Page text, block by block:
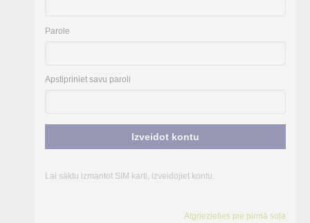
Parole
Apstipriniet savu paroli
Izveidot kontu
Lai sāktu izmantot SIM karti, izveidojiet kontu.
Atgriezieties pie pirmā soļa